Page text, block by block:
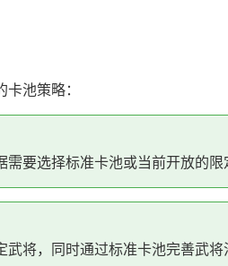
池策略：
需要选择标准卡池或当前开放的
将，同时通过标准卡池完善武将